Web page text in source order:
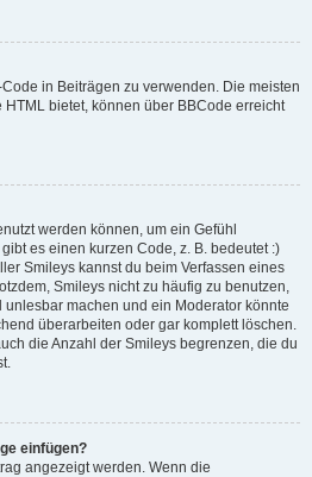
in Beiträgen zu verwenden. Die meisten
bietet, können über BBCode erreicht
werden können, um ein Gefühl
es einen kurzen Code, z. B. bedeutet :)
Smileys kannst du beim Verfassen eines
Smileys nicht zu häufig zu benutzen,
machen und ein Moderator könnte
überarbeiten oder gar komplett löschen.
die Anzahl der Smileys begrenzen, die du
einfügen?
angezeigt werden. Wenn die